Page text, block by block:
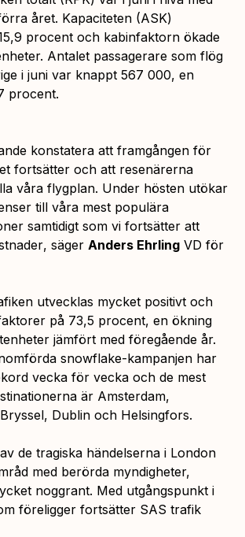
året. Kapaciteten (ASK)
procent och kabinfaktorn ökade
Antalet passagerare som flög
i juni var knappt 567 000, en
procent.
konstatera att framgången för
fortsätter och att resenärerna
våra flygplan. Under hösten utökar
till våra mest populära
samtidigt som vi fortsätter att
, säger Anders Ehrling VD för
utvecklas mycket positivt och
på 73,5 procent, en ökning
jämfört med föregående år.
snowflake-kampanjen har
vecka för vecka och de mest
är Amsterdam,
Dublin och Helsingfors.
de tragiska händelserna i London
med berörda myndigheter,
noggrant. Med utgångspunkt i
föreligger fortsätter SAS trafik